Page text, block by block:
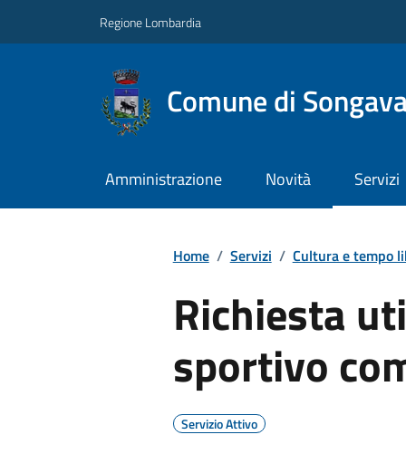
Regione Lombardia
Comune di
Amministrazione Novità Servizi
Home / Servizi / Cultura e tempo
Richiesta
sportivo
Servizio Attivo